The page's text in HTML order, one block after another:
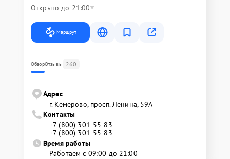
Открыто до 21:00
Маршрут
ОбзорОтзывы 260
Адрес
г. Кемерово, просп. Ленина, 59А
Контакты
+7 (800) 301-55-83
+7 (800) 301-55-83
Время работы
Работаем с 09:00 до 21:00